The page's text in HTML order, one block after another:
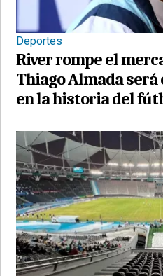
Deportes
River rompe el
Thiago Almada
en la historia del